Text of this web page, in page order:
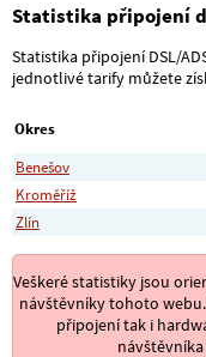
Statistika připojení
Statistika připojení DSL/
jednotlivé tarify můžete
Okres
Benešov
Kroměříž
Zlín
Veškeré statistiky jsou
návštěvníky tohoto
připojení tak i